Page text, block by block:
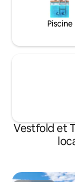
Piscine
Vestfold et